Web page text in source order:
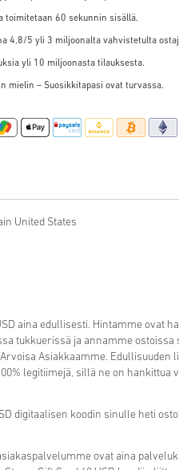
toimitetaan 60 sekunnin sisällä.
4,8/5 yli 3 miljoonalta vahvistetulta
yli 10 miljoonasta tilauksesta.
mielin – Suosikkitapasi ovat turvassa.
United States
aina edullisesti. Hintamme ovat
tukkuerissä ja annamme ostoissa
Asiakkaamme. Edullisuuden
legitiimejä, sillä ne on hankittua
digitaalisen koodin sinulle heti
ovat aina